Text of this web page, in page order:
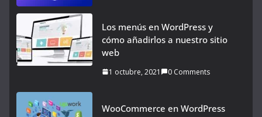
Los menús en WordPress y
cómo añadirlos a nuestro sitio
web
1 octubre, 2021 0 Comments
WooCommerce en WordPress